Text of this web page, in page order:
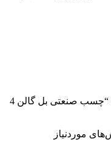
اولین کسی باشید که دیدگاهی می نویسد “چسب صنعتی بل گالن 4
موردنیاز